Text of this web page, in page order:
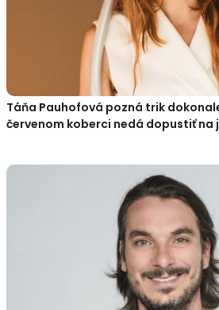
Táňa Pauhofová pozná trik
červenom koberci nedá dopustiť na